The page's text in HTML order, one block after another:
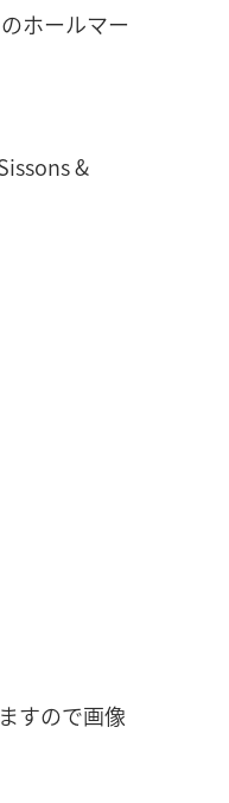
ホールマー
&
すので画像